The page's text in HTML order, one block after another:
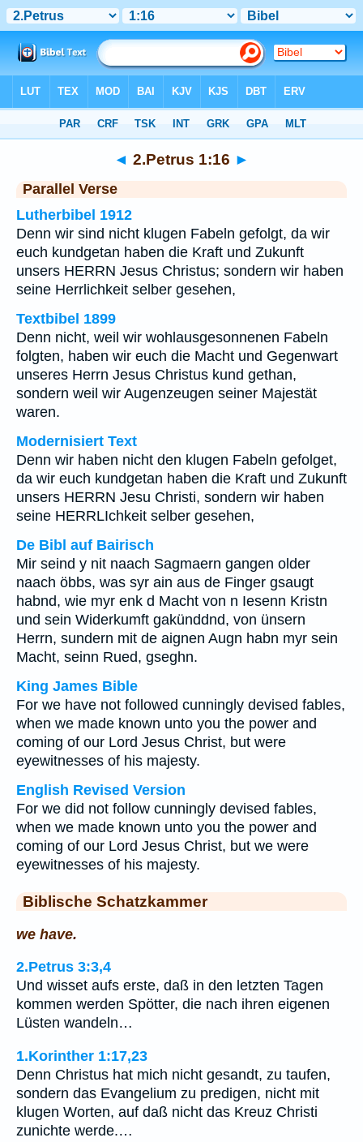
◄ 2.Petrus 1:16 ►
Parallel Verse
Lutherbibel 1912
Denn wir sind nicht klugen Fabeln gefolgt, da wir
euch kundgetan haben die Kraft und Zukunft
unsers HERRN Jesus Christus; sondern wir haben
seine Herrlichkeit selber gesehen,
Textbibel 1899
Denn nicht, weil wir wohlausgesonnenen Fabeln
folgten, haben wir euch die Macht und Gegenwart
unseres Herrn Jesus Christus kund gethan,
sondern weil wir Augenzeugen seiner Majestät
waren.
Modernisiert Text
Denn wir haben nicht den klugen Fabeln gefolget,
da wir euch kundgetan haben die Kraft und Zukunft
unsers HERRN Jesu Christi, sondern wir haben
seine HERRLIchkeit selber gesehen,
De Bibl auf Bairisch
Mir seind y nit naach Sagmaern gangen older
naach öbbs, was syr ain aus de Finger gsaugt
habnd, wie myr enk d Macht von n Iesenn Kristn
und sein Widerkumft gakünddnd, von ünsern
Herrn, sundern mit de aignen Augn habn myr sein
Macht, seinn Rued, gseghn.
King James Bible
For we have not followed cunningly devised fables,
when we made known unto you the power and
coming of our Lord Jesus Christ, but were
eyewitnesses of his majesty.
English Revised Version
For we did not follow cunningly devised fables,
when we made known unto you the power and
coming of our Lord Jesus Christ, but we were
eyewitnesses of his majesty.
Biblische Schatzkammer
we have.
2.Petrus 3:3,4
Und wisset aufs erste, daß in den letzten Tagen
kommen werden Spötter, die nach ihren eigenen
Lüsten wandeln…
1.Korinther 1:17,23
Denn Christus hat mich nicht gesandt, zu taufen,
sondern das Evangelium zu predigen, nicht mit
klugen Worten, auf daß nicht das Kreuz Christi
zunichte werde.…